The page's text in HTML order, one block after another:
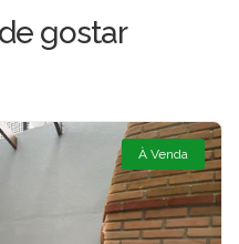
gostar
À Venda